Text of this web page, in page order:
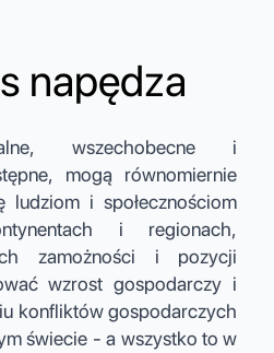
napędza
wszechobecne i
mogą równomiernie
ludziom i społecznościom
i regionach,
zamożności i pozycji
wzrost gospodarczy i
konfliktów gospodarczych
świecie - a wszystko to w